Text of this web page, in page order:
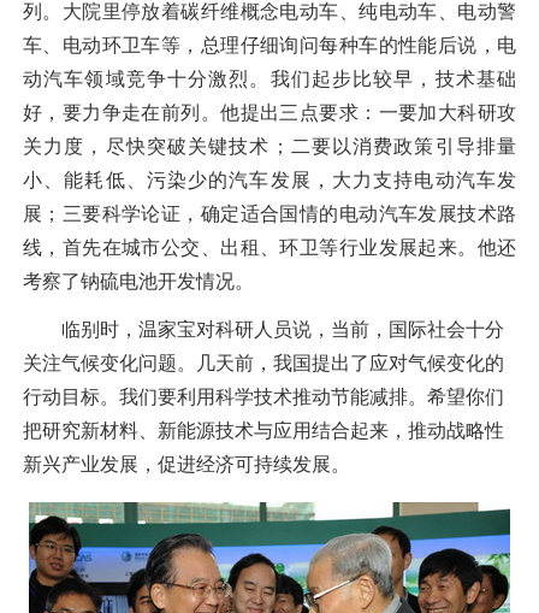
列。大院里停放着碳纤维概念电动车、纯电动车、电动警
车、电动环卫车等，总理仔细询问每种车的性能后说，电
动汽车领域竞争十分激烈。我们起步比较早，技术基础
好，要力争走在前列。他提出三点要求：一要加大科研攻
关力度，尽快突破关键技术；二要以消费政策引导排量
小、能耗低、污染少的汽车发展，大力支持电动汽车发
展；三要科学论证，确定适合国情的电动汽车发展技术路
线，首先在城市公交、出租、环卫等行业发展起来。他还
考察了钠硫电池开发情况。
临别时，温家宝对科研人员说，当前，国际社会十分
关注气候变化问题。几天前，我国提出了应对气候变化的
行动目标。我们要利用科学技术推动节能减排。希望你们
把研究新材料、新能源技术与应用结合起来，推动战略性
新兴产业发展，促进经济可持续发展。